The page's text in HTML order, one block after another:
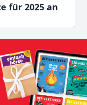
für 2025 an